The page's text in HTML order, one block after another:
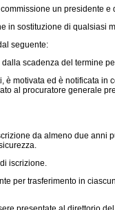
un presidente
sostituzione di qualsiasi
seguente:
scadenza del termine
motivata ed è notificata in
al procuratore generale
da almeno due anni
iscrizione.
per trasferimento in